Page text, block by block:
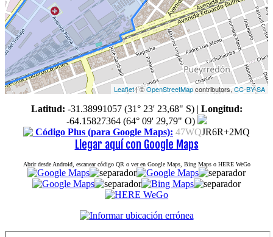
Leaflet| ©OpenStreetMapcontributors, CC-BY-SA
Latitud: -31.38991057 (31° 23' 23,68" S)| Longitud:
-64.15827364 (64° 09' 29,79" O)
Código Plus (para Google Maps): 47WQJR6R+2MQ
Llegar aquí con Google Maps
Abrir desde Android, escanear código QR o ver en Google Maps, Bing Maps o HERE WeGo